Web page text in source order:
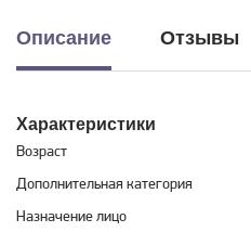
Описание Отзывы
Характеристики
Возраст
Дополнительная категория
Назначение лицо